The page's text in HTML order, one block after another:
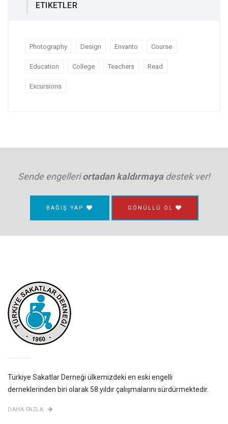
ETIKETLER
Photography Design Envanto Course
Education College Teachers Read
Excursions
Sende engelleriortadan kaldırmayadestek ver!
BAĞIŞ YAP GÖNÜLLÜ OL
Türkiye Sakatlar Derneği ülkemizdeki en eski engelli
derneklerinden biri olarak 58.yıldır çalışmalarını sürdürmektedir.
DAHA FAZLA